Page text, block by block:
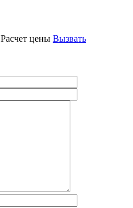
Расчет цены Вызвать